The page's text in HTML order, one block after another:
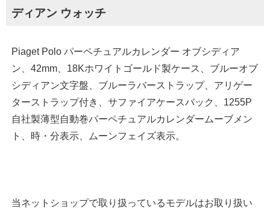
ディアン ウォッチ
Piaget Polo パーペチュアルカレンダー オブシディア
ン、42mm、18Kホワイトゴールド製ケース、ブルーオブ
シディアン文字盤、ブルーラバーストラップ、アリゲー
ターストラップ付き、サファイアケースバック、1255P
自社製薄型自動巻パーペチュアルカレンダームーブメン
ト、時・分表示、ムーンフェイズ表示。
当ネットショップで取り扱っているモデルはお取り扱い